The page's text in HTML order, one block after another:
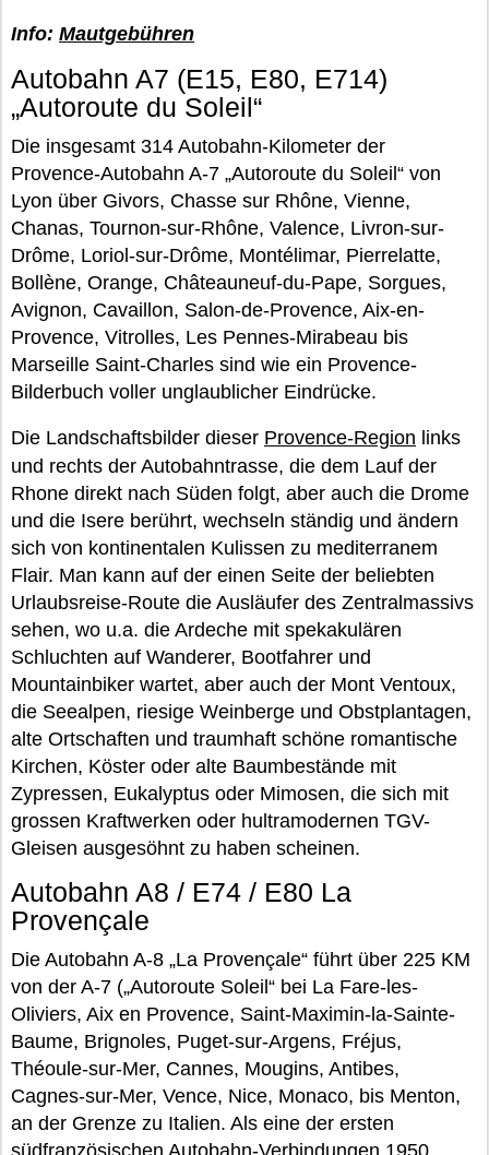
Info: Mautgebühren
Autobahn A7 (E15, E80, E714)
„Autoroute du Soleil“
Die insgesamt 314 Autobahn-Kilometer der
Provence-Autobahn A-7 „Autoroute du Soleil“ von
Lyon über Givors, Chasse sur Rhône, Vienne,
Chanas, Tournon-sur-Rhône, Valence, Livron-sur-
Drôme, Loriol-sur-Drôme, Montélimar, Pierrelatte,
Bollène, Orange, Châteauneuf-du-Pape, Sorgues,
Avignon, Cavaillon, Salon-de-Provence, Aix-en-
Provence, Vitrolles, Les Pennes-Mirabeau bis
Marseille Saint-Charles sind wie ein Provence-
Bilderbuch voller unglaublicher Eindrücke.
Die Landschaftsbilder dieser Provence-Region links
und rechts der Autobahntrasse, die dem Lauf der
Rhone direkt nach Süden folgt, aber auch die Drome
und die Isere berührt, wechseln ständig und ändern
sich von kontinentalen Kulissen zu mediterranem
Flair. Man kann auf der einen Seite der beliebten
Urlaubsreise-Route die Ausläufer des Zentralmassivs
sehen, wo u.a. die Ardeche mit spekakulären
Schluchten auf Wanderer, Bootfahrer und
Mountainbiker wartet, aber auch der Mont Ventoux,
die Seealpen, riesige Weinberge und Obstplantagen,
alte Ortschaften und traumhaft schöne romantische
Kirchen, Köster oder alte Baumbestände mit
Zypressen, Eukalyptus oder Mimosen, die sich mit
grossen Kraftwerken oder hultramodernen TGV-
Gleisen ausgesöhnt zu haben scheinen.
Autobahn A8 / E74 / E80 La
Provençale
Die Autobahn A-8 „La Provençale“ führt über 225 KM
von der A-7 („Autoroute Soleil“ bei La Fare-les-
Oliviers, Aix en Provence, Saint-Maximin-la-Sainte-
Baume, Brignoles, Puget-sur-Argens, Fréjus,
Théoule-sur-Mer, Cannes, Mougins, Antibes,
Cagnes-sur-Mer, Vence, Nice, Monaco, bis Menton,
an der Grenze zu Italien. Als eine der ersten
südfranzösischen Autobahn-Verbindungen 1950